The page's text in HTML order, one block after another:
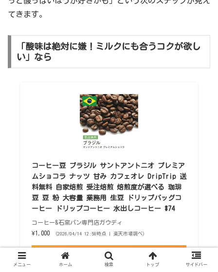
てきます。
「酸味は絶対に嫌！ミルクにも合うコクが欲し
い」なら
コーヒー豆 ブラジル サントアントニオ プレミア
ムショコラ ナッツ 甘み カフェオレ DripTrip 送
料無料 自家焙煎 受注焙煎 焙煎度が選べる 珈琲
豆 豆 粉 大容量 業務用 生豆 ドリップバッグコ
ーヒー ドリップコーヒー 水出しコーヒー #74
コーヒー&石窯パン専門店ガウディ
¥1,000
（2026/04/14 12:58時点 | 楽天市場調べ）
Amazon
メニュー ホーム 検索 トップ サイドバー